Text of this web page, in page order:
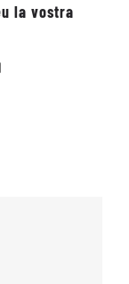
la vostra
Email: